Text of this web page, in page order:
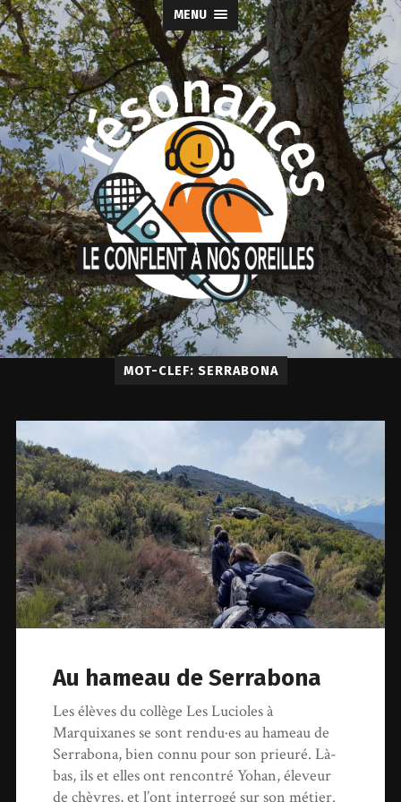
MENU
MOT-CLEF: SERRABONA
Au hameau de Serrabona
Les élèves du collège Les Lucioles à
Marquixanes se sont rendu·es au hameau de
Serrabona, bien connu pour son prieuré. Là-
bas, ils et elles ont rencontré Yohan, éleveur
de chèvres, et l’ont interrogé sur son métier.